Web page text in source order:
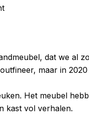
dat we al
maar in
Het meubel
kast vol verhalen.